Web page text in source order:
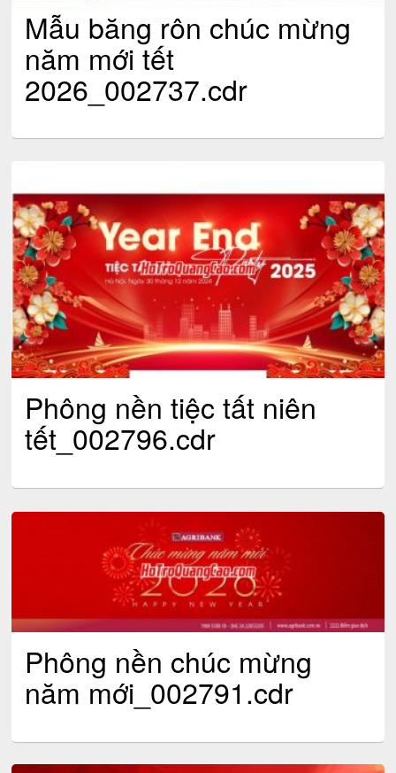
Mẫu băng rôn chúc mừng
năm mới tết
2026_002737.cdr
Phông nền tiệc tất niên
tết_002796.cdr
Phông nền chúc mừng
năm mới_002791.cdr